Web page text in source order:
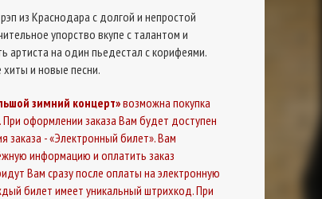
из Краснодара с долгой и непростой
упорство вкупе с талантом и
на один пьедестал с корифеями.
и новые песни.
зимний концерт»возможна покупка
оформлении заказа Вам будет доступен
заказа - «Электронный билет». Вам
информацию и оплатить заказ
Вам сразу после оплаты на электронную
билет имеет уникальный штрихкод. При